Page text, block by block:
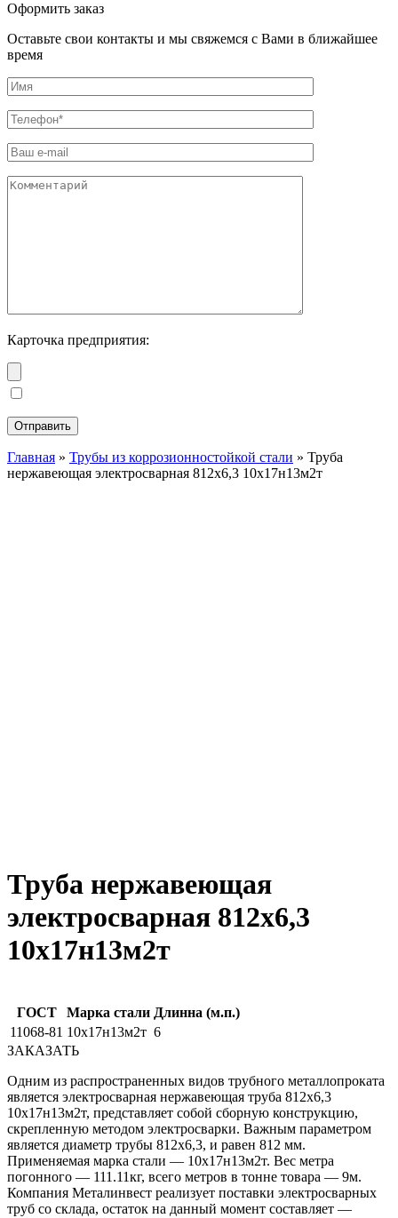
Оформить заказ
Оставьте свои контакты и мы свяжемся с Вами в ближайшее
время
Карточка предприятия:
Главная » Трубы из коррозионностойкой стали » Труба
нержавеющая электросварная 812х6,3 10х17н13м2т
Труба нержавеющая
электросварная 812х6,3
10х17н13м2т
ГОСТ Марка стали Длинна (м.п.)
11068-81 10х17н13м2т 6
ЗАКАЗАТЬ
Одним из распространенных видов трубного металлопроката
является электросварная нержавеющая труба 812х6,3
10х17н13м2т, представляет собой сборную конструкцию,
скрепленную методом электросварки. Важным параметром
является диаметр трубы 812х6,3, и равен 812 мм.
Применяемая марка стали — 10х17н13м2т. Вес метра
погонного — 111.11кг, всего метров в тонне товара — 9м.
Компания Металинвест реализует поставки электросварных
труб со склада, остаток на данный момент составляет —